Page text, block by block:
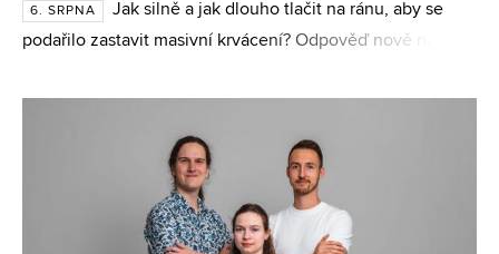
6. SRPNA
Jak silně a jak dlouho tlačit na ránu, aby se
podařilo zastavit masivní krvácení? Odpověď nově nabízí
Fakulty strojního inženýrství VUT. Zařízení stud